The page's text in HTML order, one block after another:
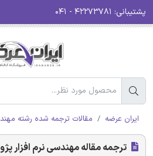
پشتیبانی:
ایران عرضه مقالات ترجمه شده رشته
ترجمه مقاله مهندسی نرم افزار